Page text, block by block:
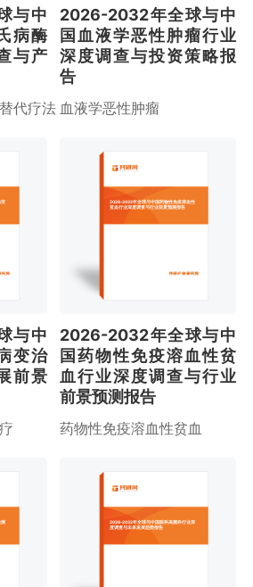
与中
病酶
与产
代疗法
2026-2032年全球与中
国血液学恶性肿瘤行业
深度调查与投资策略报
告
血液学恶性肿瘤
变
与中
变治
前景
2026-2032年全球与中国药物性免疫溶血性
贫血行业深度调查与行业前景预测报告
2026-2032年全球与中
国药物性免疫溶血性贫
血行业深度调查与行业
前景预测报告
药物性免疫溶血性贫血
测
2026-2032年全球与中国眼科高频科行业深
度调查与未来发展趋势报告